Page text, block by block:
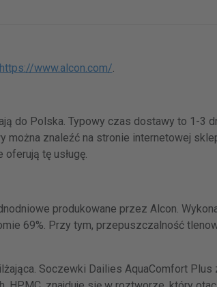
https://www.alcon.com/.
do Polska. Typowy czas dostawy to 1-3
można znaleźć na stronie internetowej
tę usługę.
produkowane przez Alcon.
69%. Przy tym, przepuszczalność
Soczewki Dailies AquaComfort